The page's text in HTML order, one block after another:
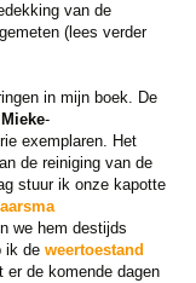
van de
(lees verder
in mijn boek. De
Mieke-
exemplaren. Het
de reiniging van de
stuur ik onze kapotte
we hem destijds
ik de weertoestand
er de komende dagen